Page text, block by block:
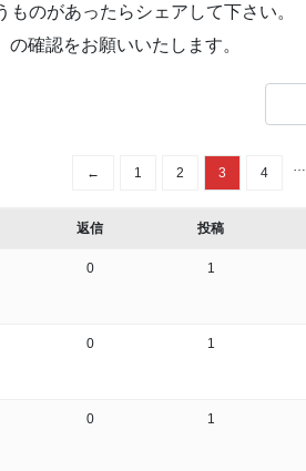
のがあったらシェアして下さい。
の確認をお願いいたします。
← 1 2 3 4 …
返信 投稿
0 1
0 1
0 1